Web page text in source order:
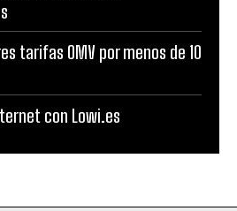
tarifas OMV por menos de 10
con Lowi.es